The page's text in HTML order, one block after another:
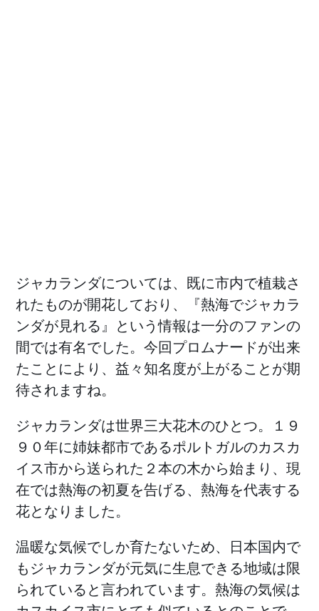
ジャカランダについては、既に市内で植栽さ
れたものが開花しており、『熱海でジャカラ
ンダが見れる』という情報は一分のファンの
間では有名でした。今回プロムナードが出来
たことにより、益々知名度が上がることが期
待されますね。
ジャカランダは世界三大花木のひとつ。１９
９０年に姉妹都市であるポルトガルのカスカ
イス市から送られた２本の木から始まり、現
在では熱海の初夏を告げる、熱海を代表する
花となりました。
温暖な気候でしか育たないため、日本国内で
もジャカランダが元気に生息できる地域は限
られていると言われています。熱海の気候は